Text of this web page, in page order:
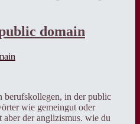
domain
berufskollegen, in der public
wie gemeingut oder
der anglizismus. wie du